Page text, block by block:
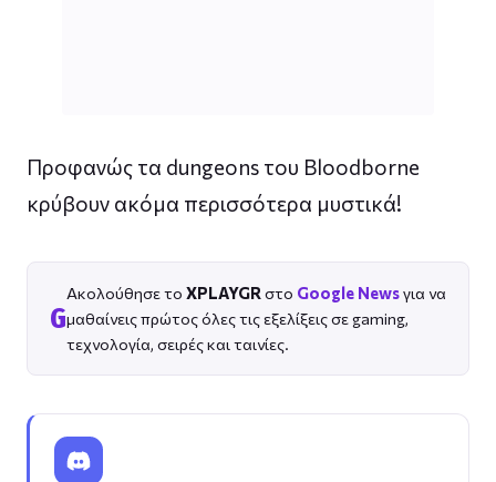
Προφανώς τα dungeons του Bloodborne
κρύβουν ακόμα περισσότερα μυστικά!
G
Ακολούθησε το XPLAYGR στο Google Newsγια να
μαθαίνεις πρώτος όλες τις εξελίξεις σε gaming,
τεχνολογία, σειρές και ταινίες.